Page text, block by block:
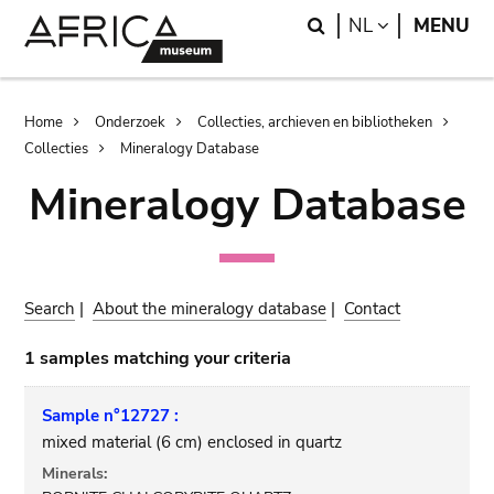
Search
NL LANGUAGE
MENU
Breadcrumb
Home Onderzoek
Collecties, archieven en bibliotheken
Collecties
Mineralogy Database
Mineralogy Database
Search |About the mineralogy database | Contact
1 samples matching your criteria
Sample n°12727 :
mixed material (6 cm) enclosed in quartz
Minerals: